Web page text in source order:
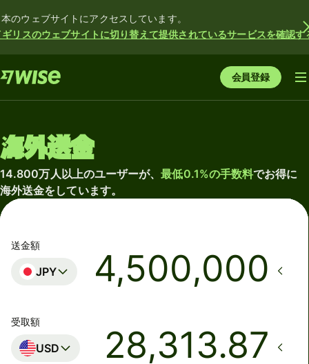
のウェブサイトにアクセスしています。
ギリスのウェブサイトに切り替えて提供されているサービスを確認す
会員登録
海外送金
14.800万人以上のユーザーが、最低0.1%の手数料でお得に
海外送金をしています。
送金額
JPY
受取額
USD